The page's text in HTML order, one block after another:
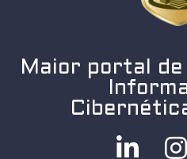
Maior portal